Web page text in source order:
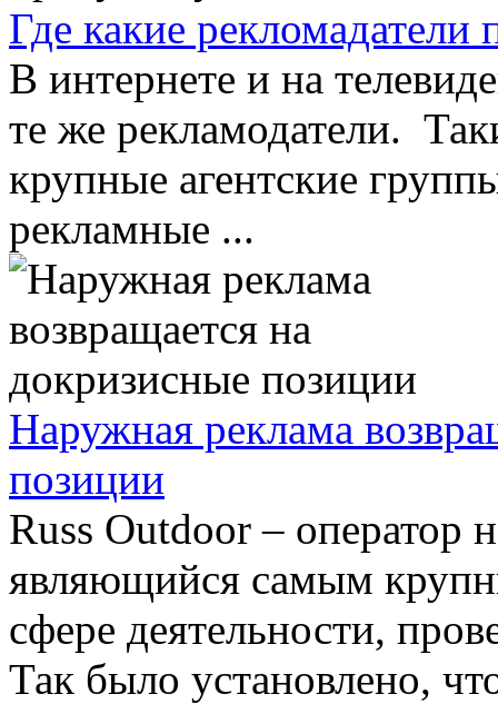
Где какие рекломадатели
В интернете и на
те же рекламодатели.
крупные агентские
рекламные ...
Наружная реклама
позиции
Russ Outdoor – оператор
являющийся самым
сфере деятельности,
Так было установлено,